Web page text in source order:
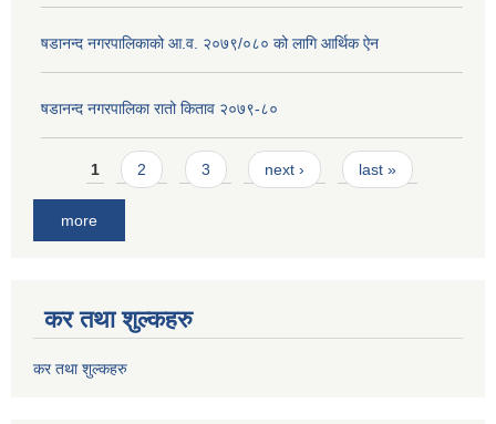
षडानन्द नगरपालिकाको आ.व. २०७९/०८० को लागि आर्थिक ऐन
षडानन्द नगरपालिका रातो किताव २०७९-८०
Pages
1 2 3 next › last »
more
कर तथा शुल्कहरु
कर तथा शुल्कहरु